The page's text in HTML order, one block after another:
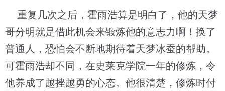
重复几次之后，霍雨浩算是明白了，他的天梦
哥分明就是借此机会来锻炼他的意志力啊！换了
普通人，恐怕会不断地期待着天梦冰蚕的帮助。
可霍雨浩却不同，在史莱克学院一年的修炼，令
他养成了越挫越勇的心态。他很清楚，修炼时付